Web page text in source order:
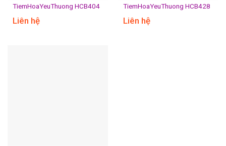
TiemHoaYeuThuong HCB404
Liên hệ
TiemHoaYeuThuong HCB428
Liên hệ